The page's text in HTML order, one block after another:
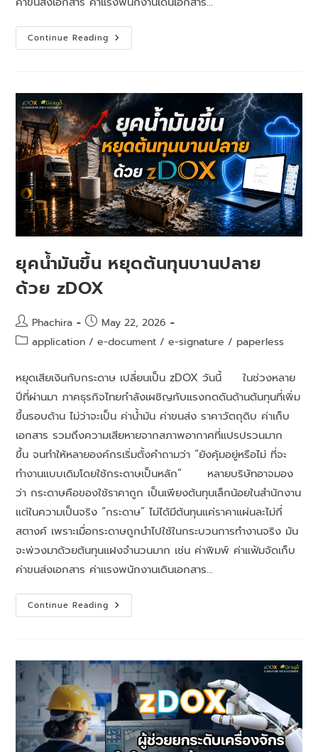
Continue Reading
ยุคน้ำมันขึ้น หยุดต้นทุนบานปลาย
ด้วย zDOX
Phachira
May 22, 2026
application / e-document / e-signature / paperless
หยุดเสียเงินกับกระดาษ เปลี่ยนเป็น zDOX วันนี้ ในช่วงหลาย
ปีที่ผ่านมา ภาคธุรกิจไทยกำลังเผชิญกับแรงกดดันด้านต้นทุนที่เพิ่ม
ขึ้นรอบด้าน ไม่ว่าจะเป็น ค่าน้ำมัน ค่าขนส่ง ราคาวัตถุดิบ ค่าเก็บ
เอกสาร รวมถึงความเสียหายจากสภาพอากาศที่แปรปรวนมาก
ขึ้น จนทำให้หลายองค์กรเริ่มตั้งคำถามว่า “ยังคุ้มอยู่หรือไม่ ที่จะ
ทำงานแบบเดิมโดยใช้กระดาษเป็นหลัก” หลายบริษัทอาจมอง
ว่า กระดาษคือของใช้ราคาถูก เป็นเพียงต้นทุนเล็กน้อยในสำนักงาน
แต่ในความเป็นจริง “กระดาษ” ไม่ได้มีต้นทุนแค่ราคาแผ่นละไม่กี่
สตางค์ เพราะเมื่อกระดาษถูกนำไปใช้ในกระบวนการทำงานจริง มัน
จะพ่วงมาด้วยต้นทุนแฝงจำนวนมาก เช่น ค่าพิมพ์ ค่าแฟ้มจัดเก็บ
ค่าขนส่งเอกสาร ค่าแรงพนักงานเดินเอกสาร…
Continue Reading